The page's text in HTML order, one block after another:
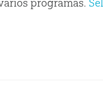
programas.